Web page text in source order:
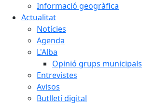
Informació geogràfica
Actualitat
Notícies
Agenda
L'Alba
Opinió grups municipals
Entrevistes
Avisos
Butlletí digital